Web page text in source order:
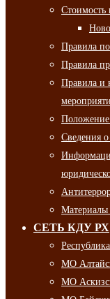
Стоимость
Правила
Правила
Правила и
Положение
Сведения
Материалы
СЕТЬ КДУ РХ
МО
МО